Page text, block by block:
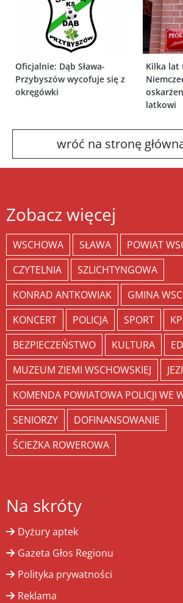
Oficjalnie: Dąb Sława-
Przybyszów wycofuje się z
okręgówki
Kilka lat
latkowi
wróć na stronę
Zobacz więcej
WSCHOWA SŁAWA
POWIAT
CZYTELNIA
SZLICHTYNGOWA
KONRAD ANTKOWIAK
GMINA
KONCERT
POLICJA SPORT
BEZPIECZEŃSTWO
KULTURA
MUZEUM ZIEMI WSCHOWSKIEJ
KOMENDA POWIATOWA POLICJI WE
SENIORZY
DOFINANSOWANIE
ŚCIEŻKA ROWEROWA
Na skróty
Dyżury aptek
Gazeta Głos Regionu
Polityka prywatności
Reklama